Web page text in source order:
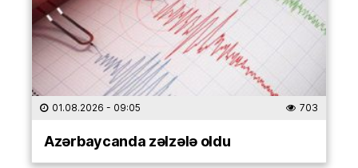
01.08.2026 - 09:05 703
Azərbaycanda zəlzələ oldu